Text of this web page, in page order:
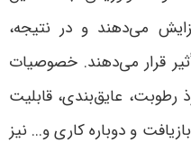
می‌دهند و در نتیجه،
قرار می‌دهند. خصوصیات
رطوبت، عایق‌بندی، قابلیت
و دوباره‌ کاری و... نیز